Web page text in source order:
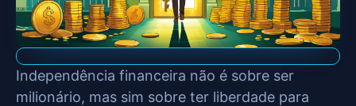
Independência financeira não é sobre ser
milionário, mas sim sobre ter liberdade para